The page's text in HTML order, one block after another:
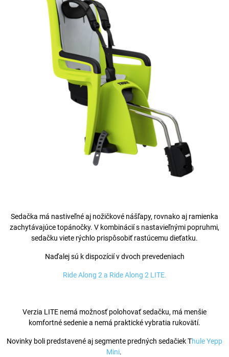
Sedačka má nastiveľné aj nožičkové nášľapy, rovnako aj ramienka
zachytávajúce topánočky. V kombinácií s nastavieľnými popruhmi,
sedačku viete rýchlo prispôsobiť rastúcemu dieťatku.
Naďalej sú k dispozícií v dvoch prevedeniach
Ride Along 2 a Ride Along 2 LITE.
Verzia LITE nemá možnosť polohovať sedačku, má menšie
komfortné sedenie a nemá praktické vybratia rukovätí.
Novinky boli predstavené aj segmente predných sedačiek Thule Yepp
Mini.